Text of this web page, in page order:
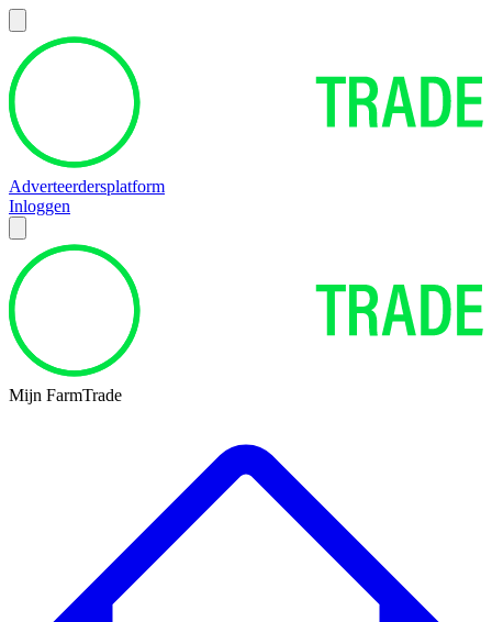
Adverteerdersplatform
Inloggen
Mijn FarmTrade